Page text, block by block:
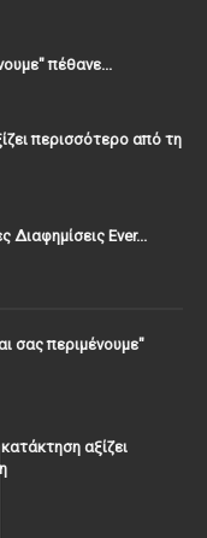
πέθανε...
περισσότερο από τη
Διαφημίσεις Ever...
σας περιμένουμε"
αξίζει